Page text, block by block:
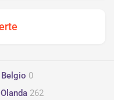
0
Olanda 262